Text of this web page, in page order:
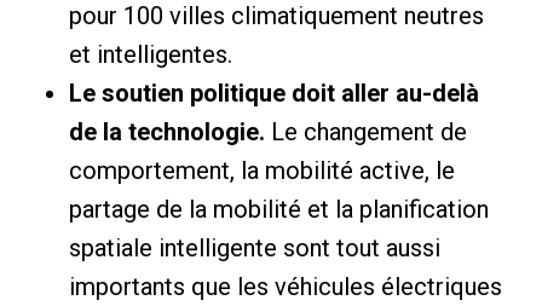
pour 100 villes climatiquement neutres
et intelligentes.
Le soutien politique doit aller au-delà
de la technologie. Le changement de
comportement, la mobilité active, le
partage de la mobilité et la planification
spatiale intelligente sont tout aussi
importants que les véhicules électriques